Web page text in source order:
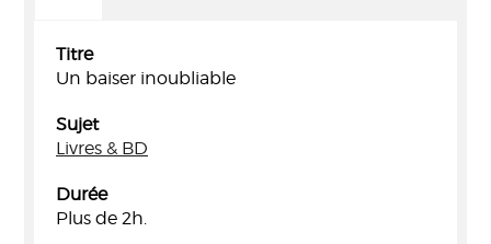
Titre
Un baiser inoubliable
Sujet
Livres & BD
Durée
Plus de 2h.